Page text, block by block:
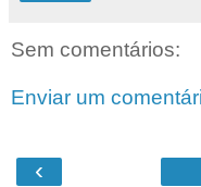
Sem comentários:
Enviar um
‹